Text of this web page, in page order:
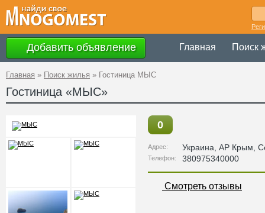
Добавить объявление Главная Поиск
Главная » Поиск жилья » Гостиница МЫС
Гостиница «МЫС»
0
Адрес: Украина АР Крым ,
Телефон: 380975340000
Смотреть отзывы